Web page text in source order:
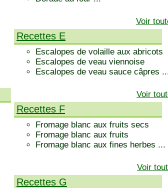
Voir
Recettes E
Escalopes de volaille aux abricots
Escalopes de veau viennoise
Escalopes de veau sauce câpres
Voir
Recettes F
Fromage blanc aux fruits secs
Fromage blanc aux fruits
Fromage blanc aux fines herbes ...
Voir
Recettes G